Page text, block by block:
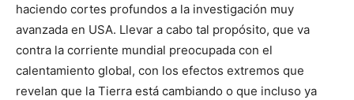
haciendo cortes profundos a la investigación muy
avanzada en USA. Llevar a cabo tal propósito, que va
contra la corriente mundial preocupada con el
calentamiento global, con los efectos extremos que
revelan que la Tierra está cambiando o que incluso ya